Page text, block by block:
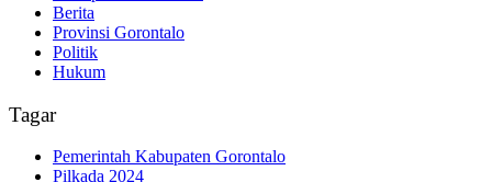
Berita
Provinsi Gorontalo
Politik
Hukum
Tagar
Pemerintah Kabupaten Gorontalo
Pilkada 2024